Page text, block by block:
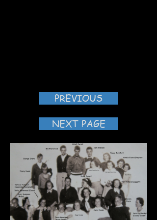
PREVIOUS
NEXT PAGE